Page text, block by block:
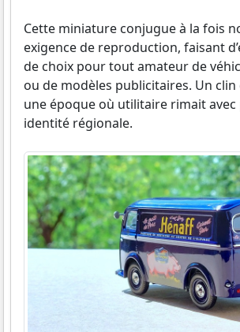
Cette miniature conjugue à la fois
exigence de reproduction, faisant
de choix pour tout amateur de
ou de modèles publicitaires. Un clin
une époque où utilitaire rimait
identité régionale.